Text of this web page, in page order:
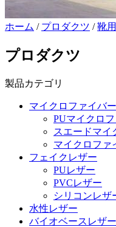
ホーム / プロダクツ /靴
プロダクツ
製品カテゴリ
マイクロファイバ
PUマイクロ
スエードマイ
マイクロファ
フェイクレザー
PUレザー
PVCレザー
シリコンレザ
水性レザー
バイオベースレザー